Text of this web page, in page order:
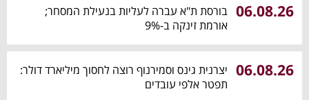
06.08.26 בורסת ת"א עברה לעליות בנעילת המסחר;
אורמת זינקה ב-9%
06.08.26 יצרנית גינס וסמירנוף רוצה לחסוך מיליארד דולר:
תפטר אלפי עובדים